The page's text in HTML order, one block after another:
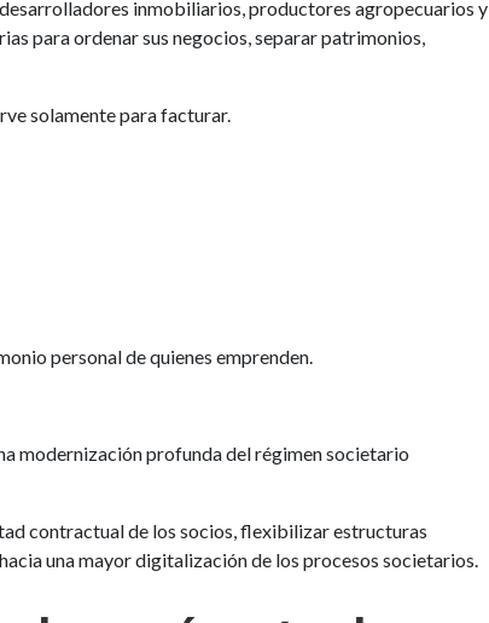
inmobiliarios, productores agropecuarios y
para ordenar sus negocios, separar patrimonios,
solamente para facturar.
personal de quienes emprenden.
modernización profunda del régimen societario
contractual de los socios, flexibilizar estructuras
una mayor digitalización de los procesos societarios.